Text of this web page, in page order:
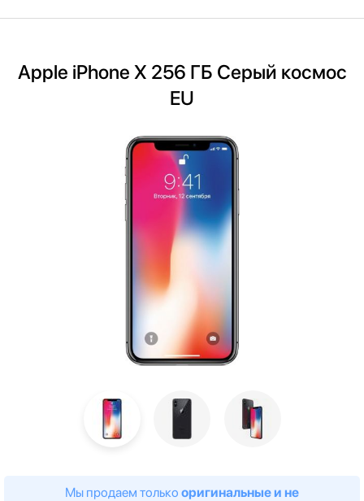
Apple iPhone X 256 ГБ Серый космос
EU
Мы продаем только оригинальные и не